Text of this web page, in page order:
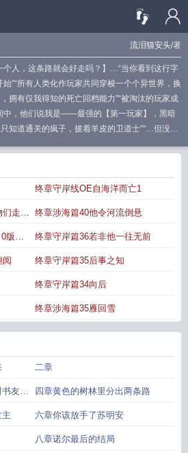
流泪猫安头/著
个人，这条路就会好走吗？】…“当你看到这行字
”“所有人类化作玩家共同穿梭一个个异世界，换
拥有仅我得知的死亡回档能力”“被淘汰的玩家成
中，他们说我是——最强的【第一玩家】，黑暗
知道通关的疯子，披着羊皮的卫道士”“…但没有
未来处于绝望，我是唯一能回到过去，改变悲
无数条失败的世界线摸黑前行”“——并将我亲手铸
，带给所有注视我的人”…“…哪怕是踩着我的无数
狼人杀村→勇者恶龙→血族盛宴→神祭…【时间
运而行】【愿你在大众的狂热和信仰中，行至这
第一玩家免费阅读全文地球第一玩家
起点 第一玩家电影第一玩家人物介绍
第一玩家流泪猫安头笔趣阁第一玩家txt
样第一玩家起点中文网第一玩家结局第一玩家
笔趣阁无弹窗免费阅读
网第一玩家在线阅读第一玩家是双男主吗第一
终章守岸线OE自海洋而亡1
们走出 终章涉海篇40他令河流倒悬
版本 终章守岸篇36若非他一往无前
阅 终章守岸篇35后事之知
终章守岸篇34向后
终章涉海篇35雁回雪
二章
书友 四章黄色的树林里分出两条路
六章你该放手了苏明安
八章诺尔最后的结局